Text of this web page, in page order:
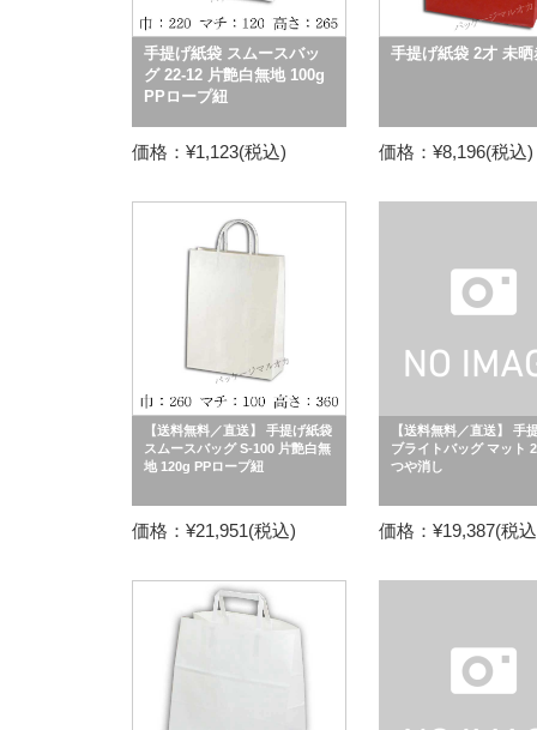
手提げ紙袋 スムースバッ
グ 22-12 片艶白無地 100g
PPロープ紐
価格：¥1,123(税込)
手提げ紙袋 2才 未晒
価格：¥8,196(税込)
【送料無料／直送】 手提げ紙袋
スムースバッグ S-100 片艶白無
地 120g PPロープ紐
価格：¥21,951(税込)
【送料無料／直送】 手
ブライトバッグ マット
つや消し
価格：¥19,387(税